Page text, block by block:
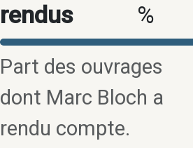
rendus
%
Part des ouvrages
dont Marc Bloch a
rendu compte.